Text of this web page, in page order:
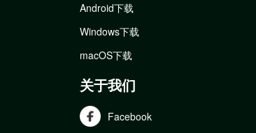
Android下载
Windows下载
macOS下载
关于我们
Facebook